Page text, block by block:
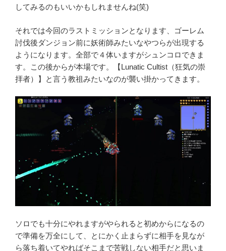
してみるのもいいかもしれませんね(笑)
それでは今回のラストミッションとなります、ゴーレム
討伐後ダンジョン前に妖術師みたいなやつらが出現する
ようになります。全部で４体いますがシュンコロできま
す。この後からが本場です。【Lunatic Cultist（狂気の崇
拝者）】と言う教祖みたいなのが襲い掛かってきます。
ソロでも十分にやれますがやられると初めからになるの
で準備を万全にして、とにかく止まらずに相手を見なが
ら落ち着いてやればそこまで苦戦しない相手だと思いま